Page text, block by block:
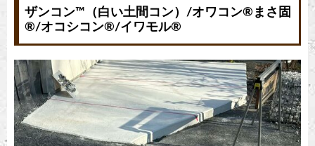
ザンコン™︎（白い土間コン）/オワコン®︎まさ固
®︎/オコシコン®︎/イワモル®︎